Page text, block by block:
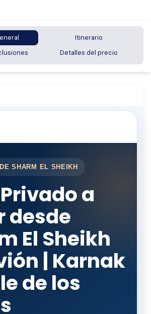
Itinerario
Detalles del precio
SHARM EL SHEIKH
a
desde
El Sheikh
| Karnak
de los